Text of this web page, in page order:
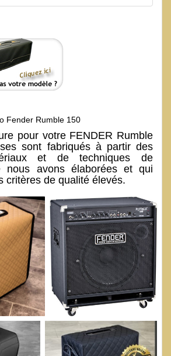
Fender Rumble 150
pour votre FENDER Rumble
sont fabriqués à partir des
et de techniques de
nous avons élaborées et qui
critères de qualité élevés.